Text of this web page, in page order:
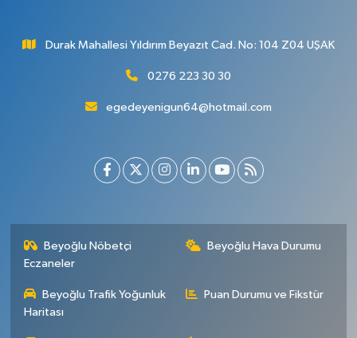
Durak Mahallesi Yıldırım Beyazıt Cad. No: 104 Z04 UŞAK
0276 223 30 30
egedeyenigun64@hotmail.com
Beyoğlu Nöbetçi
Eczaneler
Beyoğlu Hava Durumu
Beyoğlu Trafik Yoğunluk
Haritası
Puan Durumu ve Fikstür